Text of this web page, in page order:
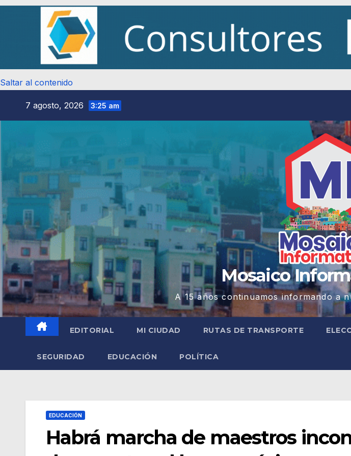
Saltar al contenido
7 agosto, 2026 3:25 am
Mosaico
A 15 años continuamos informando a
EDITORIAL MI CIUDAD RUTAS DE TRANSPORTE
SEGURIDAD EDUCACIÓN POLÍTICA
EDUCACIÓN
Habrá marcha de maestros